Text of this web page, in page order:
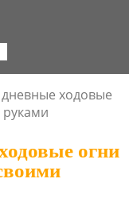
ходовые
руками
огни